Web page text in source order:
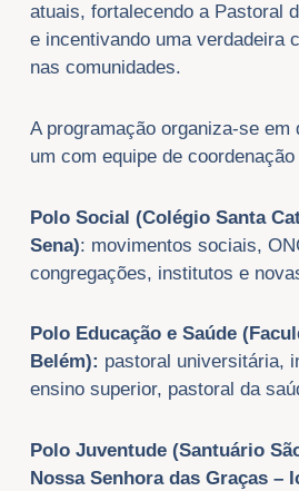
atuais, fortalecendo a Pastoral
e incentivando uma verdadeira
nas comunidades.
A programação organiza-se em
um com equipe de
Polo Social (Colégio Santa
Sena): movimentos sociais,
congregações, institutos e
Polo Educação e Saúde
Belém): pastoral universitária,
ensino superior, pastoral da
Polo Juventude (Santuário
Nossa Senhora das Graças –